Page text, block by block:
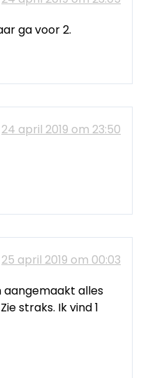
ga voor 2.
24 april 2019 om 23:50
25 april 2019 om 00:03
aangemaakt alles
straks. Ik vind 1